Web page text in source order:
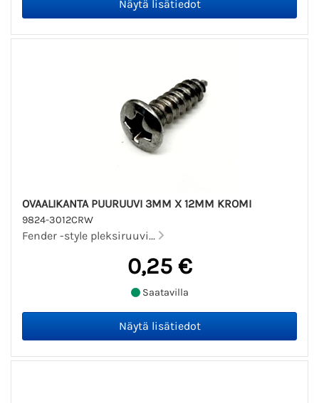
OVAALIKANTA PUURUUVI 3MM X 12MM KROMI
9824-3012CRW
Fender -style pleksiruuvi...
0,25 €
Saatavilla